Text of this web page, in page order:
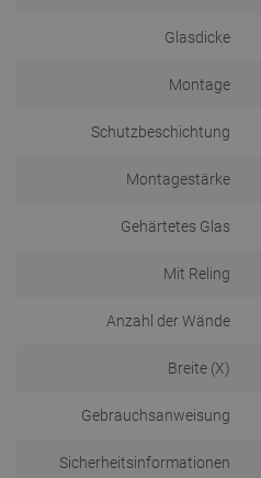
Glasdicke
Montage
Schutzbeschichtung
Montagestärke
Gehärtetes Glas
Mit Reling
Anzahl der Wände
Breite (X)
Gebrauchsanweisung
Sicherheitsinformationen